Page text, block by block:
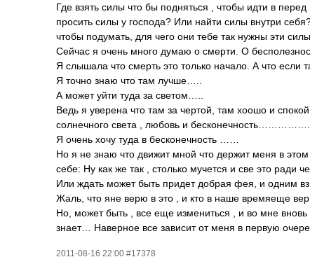
Где взять силы что бы подняться , чтобы идти в
просить силы у господа? Или найти силы внутри
чтобы подумать, для чего они тебе так нужны эти
Сейчас я очень много думаю о смерти. О
Я слышала что смерть это только начало. А что если
Я точно знаю что там лучше…..
А может уйти туда за светом…..
Ведь я уверена что там за чертой, там хоошо и
солнечного света , любовь и бесконечность………­…….
Я очень хочу туда в бесконечность ……
Но я не знаю что движит мной что держит меня в
себе: Ну как же так , столько мучется и све это ради
Или ждать может быть придет добрая фея, и одним
Жаль, что яне верю в это , и кто в наше времяеще
Но, может быть , все еще измениться , и во мне
знает… Наверное все зависит от меня в первую
2011-08-16 22:00 #17378